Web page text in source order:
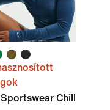
Chill